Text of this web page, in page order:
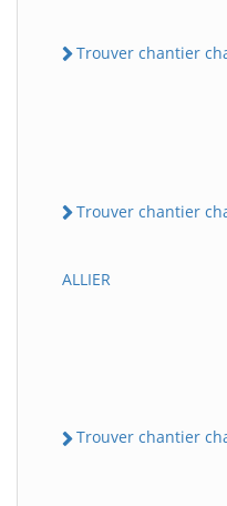
Trouver chantier
Trouver chantier
ALLIER
Trouver chantier